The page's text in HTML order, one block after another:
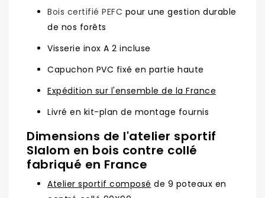
Bois certifié PEFC pour une gestion durable
de nos forêts
Visserie inox A 2 incluse
Capuchon PVC fixé en partie haute
Expédition sur l'ensemble de la France
Livré en kit-plan de montage fournis
Dimensions de l'atelier sportif
Slalom en bois contre collé
fabriqué en France
Atelier sportif composé de 9 poteaux en